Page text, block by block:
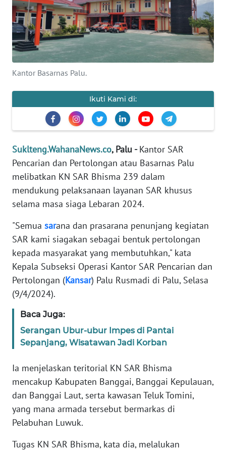
Kantor Basarnas Palu.
Ikuti Kami di:
Suklteng.WahanaNews.co, Palu -Kantor SAR
Pencarian dan Pertolongan atau Basarnas Palu
melibatkan KN SAR Bhisma 239 dalam
mendukung pelaksanaan layanan SAR khusus
selama masa siaga Lebaran 2024.
"Semua sarana dan prasarana penunjang kegiatan
SAR kami siagakan sebagai bentuk pertolongan
kepada masyarakat yang membutuhkan," kata
Kepala Subseksi Operasi Kantor SAR Pencarian dan
Pertolongan (Kansar) Palu Rusmadi di Palu, Selasa
(9/4/2024).
Baca Juga:
Serangan Ubur-ubur Impes di Pantai
Sepanjang, Wisatawan Jadi Korban
Ia menjelaskan teritorial KN SAR Bhisma
mencakup Kabupaten Banggai, Banggai Kepulauan,
dan Banggai Laut, serta kawasan Teluk Tomini,
yang mana armada tersebut bermarkas di
Pelabuhan Luwuk.
Tugas KN SAR Bhisma, kata dia, melalukan
BERITA
KONTAK
KAMI
INFO
TENTANG
PEDOMAN
MEDIA
SIBER
REDAKSI
Wahana
News
Regional
WN
SUMUT
JAKARTA
WN
BANTEN